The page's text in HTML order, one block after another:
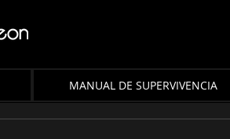
MANUAL DE SUPERVIVENCIA